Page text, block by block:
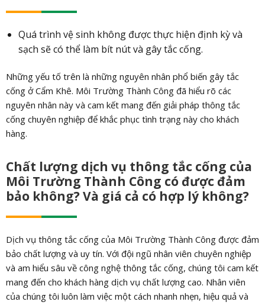
Quá trình vệ sinh không được thực hiện định kỳ và
sạch sẽ có thể làm bít nút và gây tắc cống.
Những yếu tố trên là những nguyên nhân phổ biến gây tắc
cống ở Cẩm Khê. Môi Trường Thành Công đã hiểu rõ các
nguyên nhân này và cam kết mang đến giải pháp thông tắc
cống chuyên nghiệp để khắc phục tình trạng này cho khách
hàng.
Chất lượng dịch vụ thông tắc cống của
Môi Trường Thành Công có được đảm
bảo không? Và giá cả có hợp lý không?
Dịch vụ thông tắc cống của Môi Trường Thành Công được đảm
bảo chất lượng và uy tín. Với đội ngũ nhân viên chuyên nghiệp
và am hiểu sâu về công nghệ thông tắc cống, chúng tôi cam kết
mang đến cho khách hàng dịch vụ chất lượng cao. Nhân viên
của chúng tôi luôn làm việc một cách nhanh nhẹn, hiệu quả và